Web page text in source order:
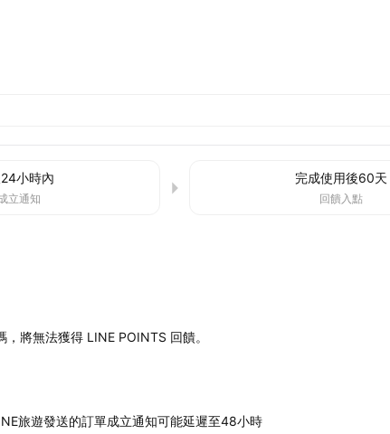
24小時內
立通知
完成使用後60天
回饋入點
將無法獲得 LINE POINTS 回饋。
旅遊發送的訂單成立通知可能延遲至48小時